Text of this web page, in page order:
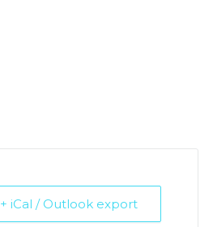
+ iCal / Outlook export